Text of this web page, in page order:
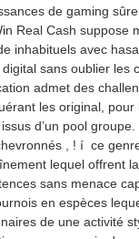
de gaming
Real Cash
inhabituels avec
sans oublier les
admet des
les original,
d’un pool
, ! í ce
lequel offrent
sans menace
en espèces
de une activité